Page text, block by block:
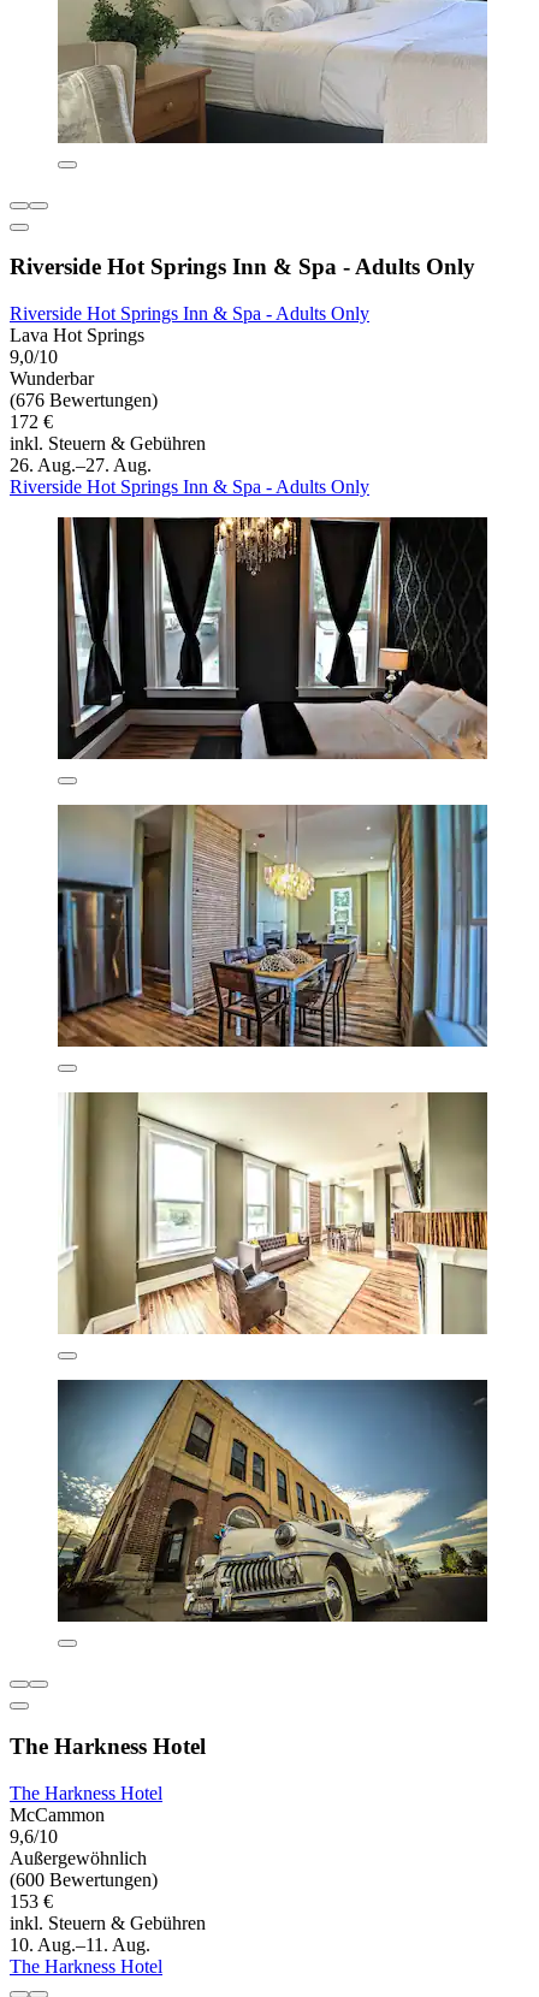
Riverside Hot Springs Inn & Spa - Adults Only
Riverside Hot Springs Inn & Spa - Adults Only
Lava Hot Springs
9,0/10
Wunderbar
(676 Bewertungen)
172 €
inkl. Steuern & Gebühren
26. Aug.–27. Aug.
Riverside Hot Springs Inn & Spa - Adults Only
The Harkness Hotel
The Harkness Hotel
McCammon
9,6/10
Außergewöhnlich
(600 Bewertungen)
153 €
inkl. Steuern & Gebühren
10. Aug.–11. Aug.
The Harkness Hotel